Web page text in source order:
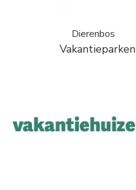
Dierenbos
Vakantieparken